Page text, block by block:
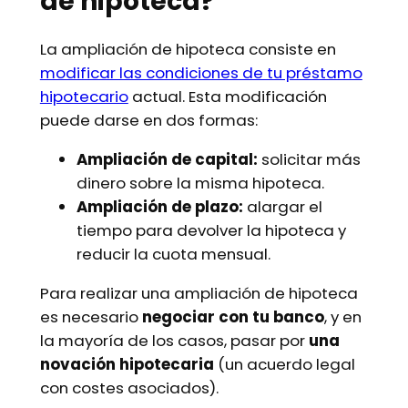
La ampliación de hipoteca consiste en
modificar las condiciones de tu préstamo
hipotecarioactual. Esta modificación
puede darse en dos formas:
Ampliación de capital: solicitar más
dinero sobre la misma hipoteca.
Ampliación de plazo: alargar el
tiempo para devolver la hipoteca y
reducir la cuota mensual.
Para realizar una ampliación de hipoteca
es necesario negociar con tu banco, y en
la mayoría de los casos, pasar por una
novación hipotecaria (un acuerdo legal
con costes asociados).